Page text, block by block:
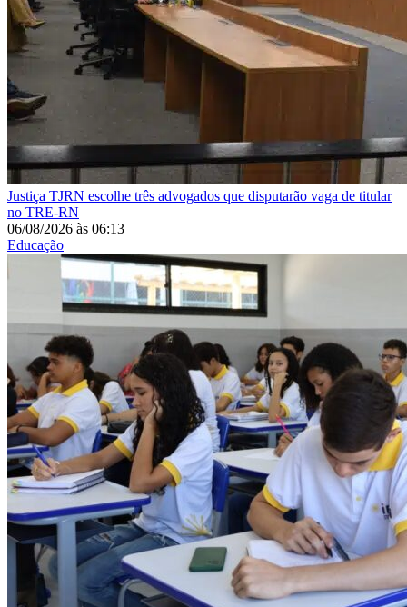
Justiça TJRN escolhe três advogados que disputarão vaga de titular
no TRE-RN
06/08/2026 às 06:13
Educação